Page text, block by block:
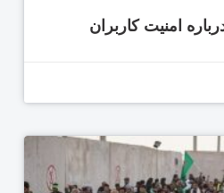
امنیت کاربران